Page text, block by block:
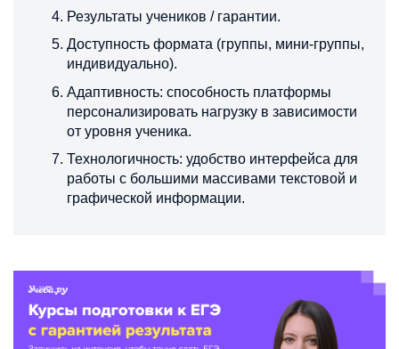
Результаты учеников / гарантии.
Доступность формата (группы, мини-группы,
индивидуально).
Адаптивность: способность платформы
персонализировать нагрузку в зависимости
от уровня ученика.
Технологичность: удобство интерфейса для
работы с большими массивами текстовой и
графической информации.